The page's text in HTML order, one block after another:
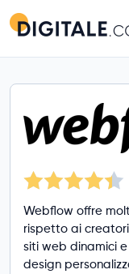
Webflow offre
rispetto ai
siti web dinamici
design